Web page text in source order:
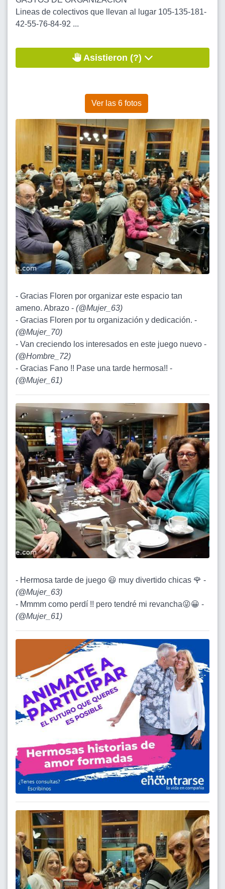
Lineas de colectivos que llevan al lugar 105-135-181-
42-55-76-84-92 ...
Asistieron (?)
Ver las 6 fotos
- Gracias Floren por organizar este espacio tan
ameno. Abrazo - (@Mujer_63)
- Gracias Floren por tu organización y dedicación. -
(@Mujer_70)
- Van creciendo los interesados en este juego nuevo -
(@Hombre_72)
- Gracias Fano !! Pase una tarde hermosa!! -
(@Mujer_61)
- Hermosa tarde de juego 😃 muy divertido chicas 🌹 -
(@Mujer_63)
- Mmmm como perdí !! pero tendré mi revancha😜😀 -
(@Mujer_61)